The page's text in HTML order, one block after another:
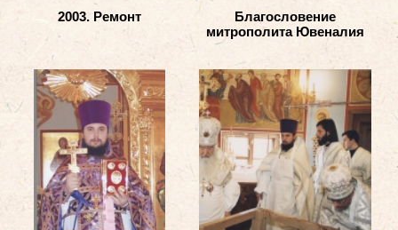
2003. Ремонт
Благословение
митрополита Ювеналия